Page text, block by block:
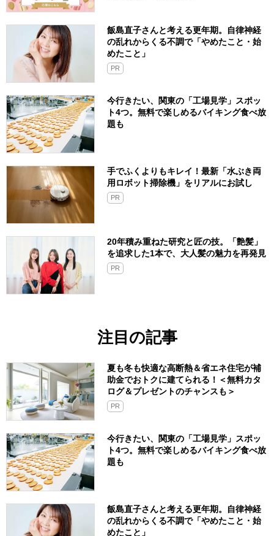
飯島直子さんと考える更年期。自律神経
の乱れからくる不調で「やめたこと・始
めたこと」
PR
今行きたい、関東の「工場見学」スポッ
ト4つ。無料で楽しめるバイキング食べ放
題も
手でふくよりもキレイ！最新「水ぶき両
用ロボット掃除機」をリアルにお試し
PR
20年積み重ねた研究と匠の技。「艶髪」
を追求した1本で、大人髪の魅力を再発見
PR
注目の記事
夏も冬も快適な高断熱＆省エネ住宅が補
助金でおトクに建てられる！＜無料カタ
ログ＆プレゼントのチャンスも＞
PR
今行きたい、関東の「工場見学」スポッ
ト4つ。無料で楽しめるバイキング食べ放
題も
飯島直子さんと考える更年期。自律神経
の乱れからくる不調で「やめたこと・始
めたこと」